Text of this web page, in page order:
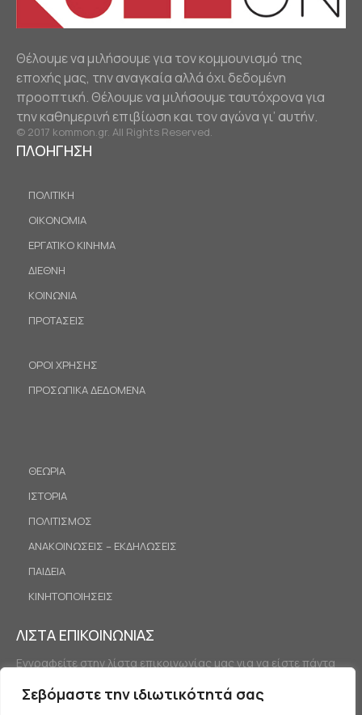
Σεβόμαστε την ιδιωτικότητά σας
Θέλουμε να μιλήσουμε για τον κομμουνισμό της
εποχής μας, την αναγκαία αλλά όχι δεδομένη
προοπτική. Θέλουμε να μιλήσουμε ταυτόχρονα για
την καθημερινή επιβίωση και τον αγώνα γι’ αυτήν.
© 2017 kommon.gr. All Rights Reserved.
ΠΛΟΗΓΗΣΗ
ΠΟΛΙΤΙΚΗ
ΟΙΚΟΝΟΜΙΑ
ΕΡΓΑΤΙΚΟ ΚΙΝΗΜΑ
ΔΙΕΘΝΗ
ΚΟΙΝΩΝΙΑ
ΠΡΟΤΑΣΕΙΣ
ΟΡΟΙ ΧΡΗΣΗΣ
ΠΡΟΣΩΠΙΚΑ ΔΕΔΟΜΕΝΑ
ΘΕΩΡΙΑ
ΙΣΤΟΡΙΑ
ΠΟΛΙΤΙΣΜΟΣ
ΑΝΑΚΟΙΝΩΣΕΙΣ – ΕΚΔΗΛΩΣΕΙΣ
ΠΑΙΔΕΙΑ
ΚΙΝΗΤΟΠΟΙΗΣΕΙΣ
ΛΙΣΤΑ ΕΠΙΚΟΙΝΩΝΙΑΣ
Εγγραφείτε στην λίστα επικοινωνίας μας για να είστε πάντα